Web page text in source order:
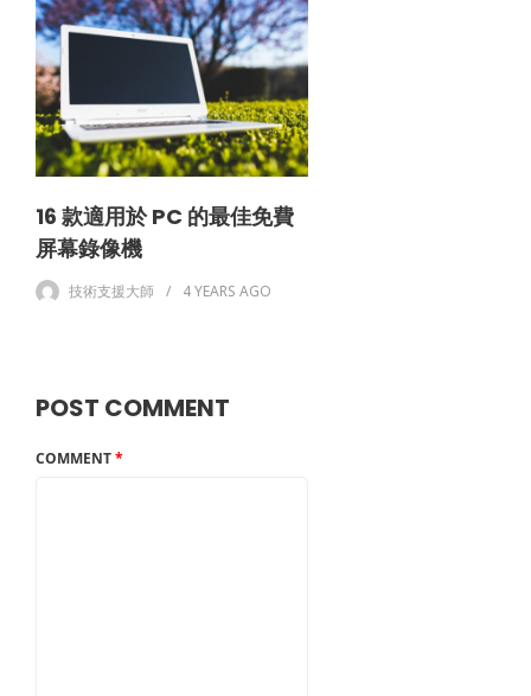
16 款適用於 PC 的最佳免費
屏幕錄像機
技術支援大師 4 YEARS AGO
POST COMMENT
COMMENT*